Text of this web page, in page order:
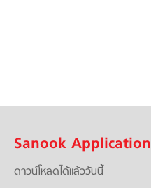
Sanook Application
ดาวน์โหลดได้แล้ววันนี้